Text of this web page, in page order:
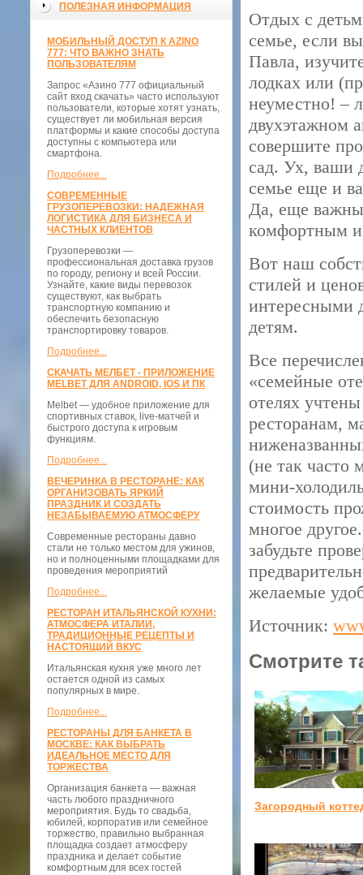
ПОЛЕЗНАЯ ИНФОРМАЦИЯ
МОБИЛЬНЫЙ ДОСТУП К AZINO
777: ЧТО ВАЖНО ЗНАТЬ
ПОЛЬЗОВАТЕЛЯМ
Запрос «Азино 777 официальный
сайт вход скачать» часто используют
пользователи, которые хотят узнать,
существует ли мобильная версия
платформы и какие способы доступа
доступны с компьютера или
смартфона.
Подробнее...
СОВРЕМЕННЫЕ
ГРУЗОПЕРЕВОЗКИ: НАДЕЖНАЯ
ЛОГИСТИКА ДЛЯ БИЗНЕСА И
ЧАСТНЫХ КЛИЕНТОВ
Грузоперевозки —
профессиональная доставка грузов
по городу, региону и всей России.
Узнайте, какие виды перевозок
существуют, как выбрать
транспортную компанию и
обеспечить безопасную
транспортировку товаров.
Подробнее...
СКАЧАТЬ МЕЛБЕТ - ПРИЛОЖЕНИЕ
MELBET ДЛЯ ANDROID, IOS И ПК
Melbet — удобное приложение для
спортивных ставок, live-матчей и
быстрого доступа к игровым
функциям.
Подробнее...
ВЕЧЕРИНКА В РЕСТОРАНЕ: КАК
ОРГАНИЗОВАТЬ ЯРКИЙ
ПРАЗДНИК И СОЗДАТЬ
НЕЗАБЫВАЕМУЮ АТМОСФЕРУ
Современные рестораны давно
стали не только местом для ужинов,
но и полноценными площадками для
проведения мероприятий
Подробнее...
РЕСТОРАН ИТАЛЬЯНСКОЙ КУХНИ:
АТМОСФЕРА ИТАЛИИ,
ТРАДИЦИОННЫЕ РЕЦЕПТЫ И
НАСТОЯЩИЙ ВКУС
Итальянская кухня уже много лет
остается одной из самых
популярных в мире.
Подробнее...
РЕСТОРАНЫ ДЛЯ БАНКЕТА В
МОСКВЕ: КАК ВЫБРАТЬ
ИДЕАЛЬНОЕ МЕСТО ДЛЯ
ТОРЖЕСТВА
Организация банкета — важная
часть любого праздничного
мероприятия. Будь то свадьба,
юбилей, корпоратив или семейное
торжество, правильно выбранная
площадка создает атмосферу
праздника и делает событие
комфортным для всех гостей
Отдых с
семье, если
Павла,
лодках или
неуместно! –
двухэтажном
совершите
сад. Ух, ваши
семье еще и
Да, еще
комфортным
Вот наш
стилей и
интересными
детям.
Все
«семейные
отелях
ресторанам,
(не так часто
мини-
стоимость
многое
забудьте
желаемые
Источник:
Смотрите
Загородный